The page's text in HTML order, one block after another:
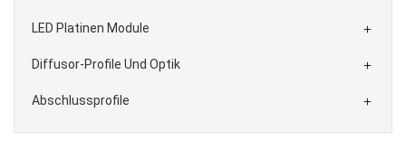
LED Platinen Module 
Diffusor-Profile Und Optik 
Abschlussprofile 